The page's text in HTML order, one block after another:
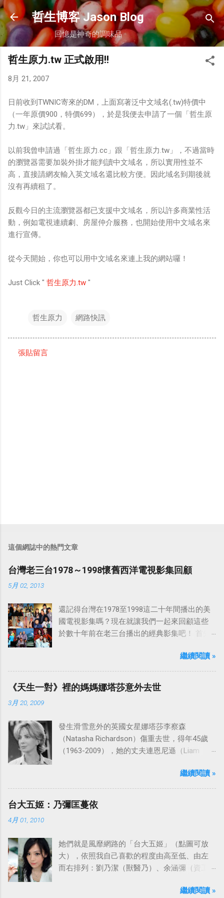
跳到主要內容
哲生博客 Jason Blog
回憶是神奇的調味品
哲生原力.tw 正式啟用!!
8月 21, 2007
日前收到TWNIC寄來的DM，上面寫著泛中文域名(.tw)特價中
（一年原價900，特價699），於是我便去申請了一個「哲生原
力.tw」來試試看。
以前我曾申請過「哲生原力.cc」跟「哲生原力.tw」，不過當時
的瀏覽器需要加裝外掛才能判讀中文域名，所以實用性並不
高，直接請網友輸入英文域名還比較方便。因此域名到期後就
沒有再續租了。
反觀今日的主流瀏覽器都已支援中文域名，所以許多商業性活
動，例如電視連續劇、房屋仲介服務，也開始使用中文域名來
進行宣傳。
從今天開始，你也可以用中文域名來連上我的網站囉！
Just Click " 哲生原力.tw "
哲生原力 網路快訊
張貼留言
這個網誌中的熱門文章
台灣老三台1978～1998懷舊西洋電視影集回顧
5月 02, 2013
還記得台灣在1978至1998這二十年間播出的美
國電視影集嗎？現在就讓我們一起來回顧這些
於數十年前在老三台播出的經典影集吧！ 首先
「愛之船」（The Love Boat），這部影集最早
是在1977年9月24日至1986年5月24日於美國
ABC頻道首播，共播出了249集。 令人懷念的愛
之船旋律：
繼續閱讀 »
《天生一對》裡的媽媽娜塔莎意外去世
3月 20, 2009
發生滑雪意外的英國女星娜塔莎李察森
（Natasha Richardson）傷重去世，得年45歲
（1963-2009），她的丈夫連恩尼遜（Liam
到傷心，希望外界給他們空間撫平傷痛。繼續閱讀 »
台大五姬：乃彌匡蔓依
4月 01, 2010
她們就是風靡網路的「台大五姬」（點圖可放
大），依照我自己喜歡的程度由高至低、由左
而右排列：劉乃潔（獸醫乃）、余涵彌（資工
蔓）、吳依潔（戲劇依）；這五位正妹透過網
繼續閱讀 »